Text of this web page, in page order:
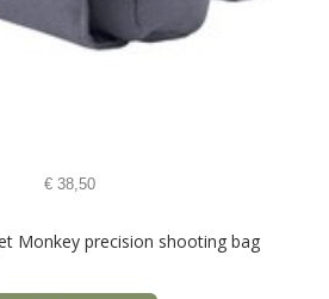
€38,50
Monkey precision shooting bag